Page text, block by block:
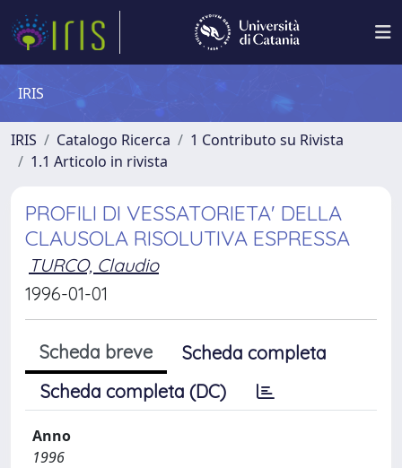
IRIS
IRIS Catalogo Ricerca
1 Contributo su Rivista
1.1 Articolo in rivista
PROFILI DI VESSATORIETA' DELLA
CLAUSOLA RISOLUTIVA ESPRESSA
TURCO, Claudio
1996-01-01
Scheda breve
Scheda completa
Scheda completa (DC)
Anno
1996